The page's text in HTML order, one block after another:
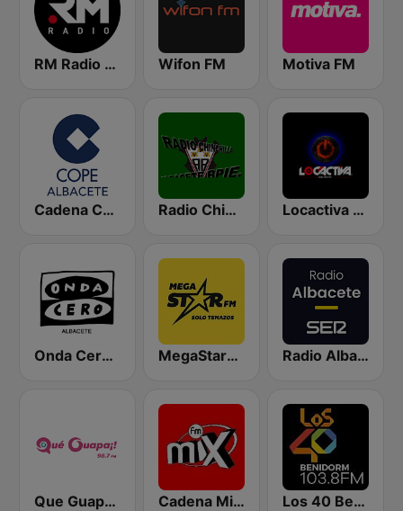
RM Radio La Manchuela Wifon FM Motiva FM
Cadena COPE Albacete Radio Chinchilla Locactiva Radio
Onda Cero Albacete MegaStarFM Radio Albacete SER
Que Guapa Radio Cadena Mix FM Los 40 Benidorm